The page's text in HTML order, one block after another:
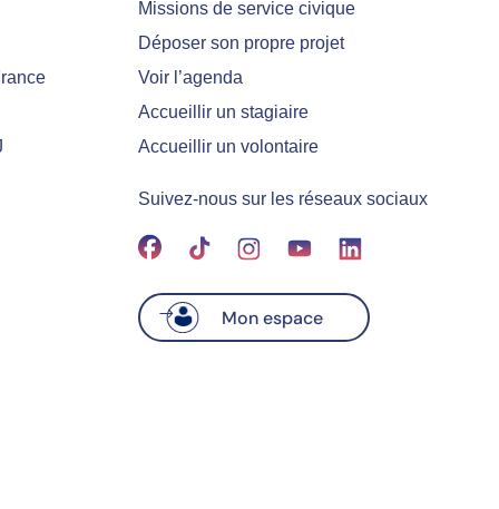
Missions de service civique
Déposer son propre projet
Voir l’agenda
Accueillir un stagiaire
Accueillir un volontaire
Suivez-nous sur les réseaux sociaux
Mon espace